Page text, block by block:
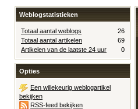
Weblogstatistieken
Totaal aantal weblogs
26
Totaal aantal artikelen
69
Artikelen van de laatste 24 uur
0
Opties
Een willekeurig weblogartikel
bekijken
RSS-feed bekijken